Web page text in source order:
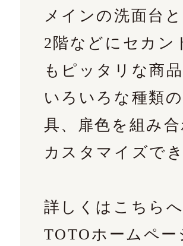
メインの洗面台
2階などにセカン
もピッタリな商品
いろいろな種類
具、扉色を組み
カスタマイズでき
詳しくはこちら
TOTOホームペ